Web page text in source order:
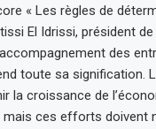
« Les règles de
El Idrissi, président de
des
toute sa signification.
la croissance de
ces efforts doivent